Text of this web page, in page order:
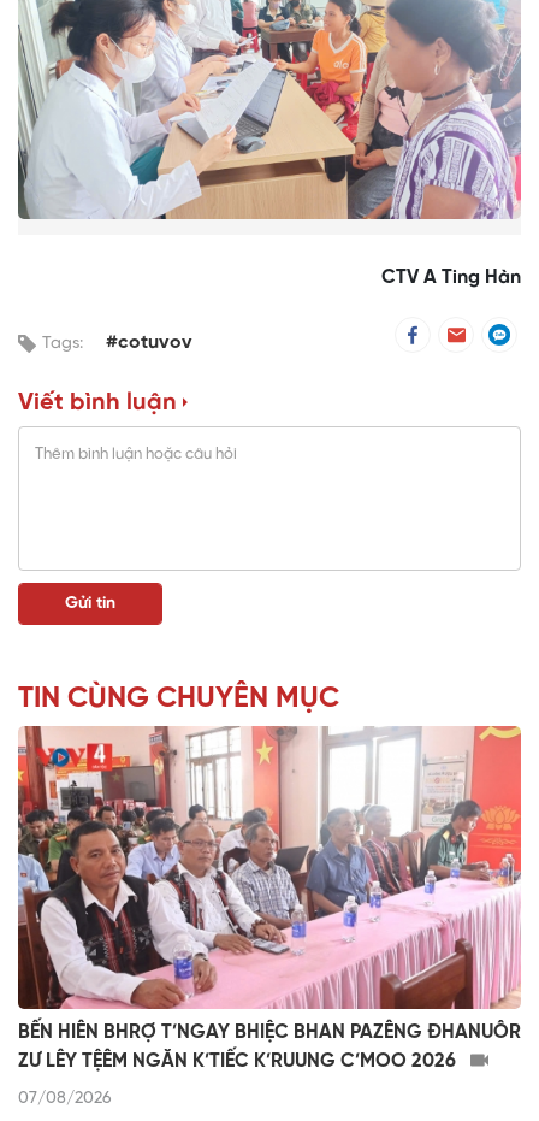
CTV A Ting Hàn
Tags: #cotuvov
Viết bình luận
TIN CÙNG CHUYÊN MỤC
BẾN HIÊN BHRỢ T’NGAY BHIỆC BHAN PAZÊNG ĐHANUÔR
ZƯ LÊY TỆÊM NGĂN K’TIẾC K’RUUNG C’MOO 2026
07/08/2026